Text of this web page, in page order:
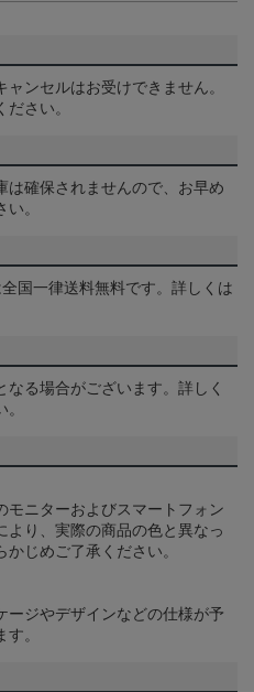
ンセルはお受けできません。
ださい。
は確保されませんので、お早め
。
国一律送料無料です。詳しくは
る場合がございます。詳しく
モニターおよびスマートフォン
り、実際の商品の色と異なっ
じめご了承ください。
ージやデザインなどの仕様が予
。